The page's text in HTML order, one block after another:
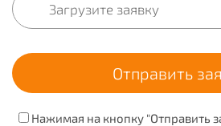
Нажимая на кнопку "Отправить